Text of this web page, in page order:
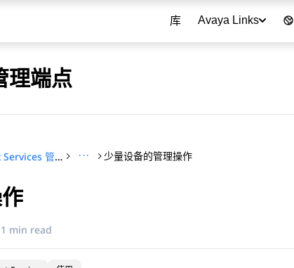
库 Avaya Links
端点
使用 Avaya Device Enrollment Services 管理端点 ··· 少量设备的管理操作
1 min read